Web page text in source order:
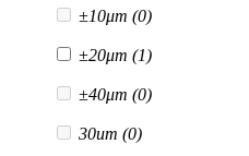
±10μm (0)
±20μm (1)
±40μm (0)
30um (0)